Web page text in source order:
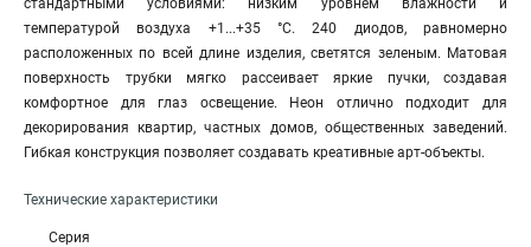
стандартными условиями: низким уровнем влажности и
температурой воздуха +1...+35 °С. 240 диодов, равномерно
расположенных по всей длине изделия, светятся зеленым. Матовая
поверхность трубки мягко рассеивает яркие пучки, создавая
комфортное для глаз освещение. Неон отлично подходит для
декорирования квартир, частных домов, общественных заведений.
Гибкая конструкция позволяет создавать креативные арт-объекты.
Технические характеристики
Серия